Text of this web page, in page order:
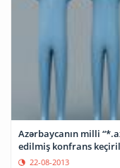
Azərbaycanın milli
edilmiş konfrans
22-08-2013